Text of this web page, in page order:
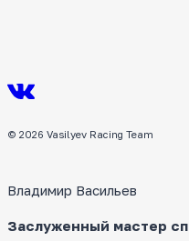
© 2026 Vasilyev Racing Team
Владимир Васильев
Заслуженный мастер